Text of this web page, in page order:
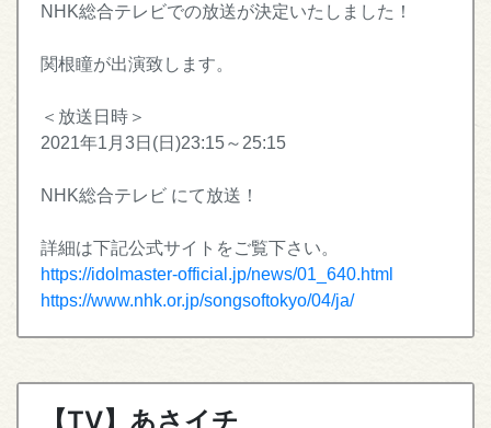
NHK総合テレビでの放送が決定いたしました！
関根瞳が出演致します。
＜放送日時＞
2021年1月3日(日)23:15～25:15
NHK総合テレビ にて放送！
詳細は下記公式サイトをご覧下さい。
https://idolmaster-official.jp/news/01_640.html
https://www.nhk.or.jp/songsoftokyo/04/ja/
【TV】あさイチ